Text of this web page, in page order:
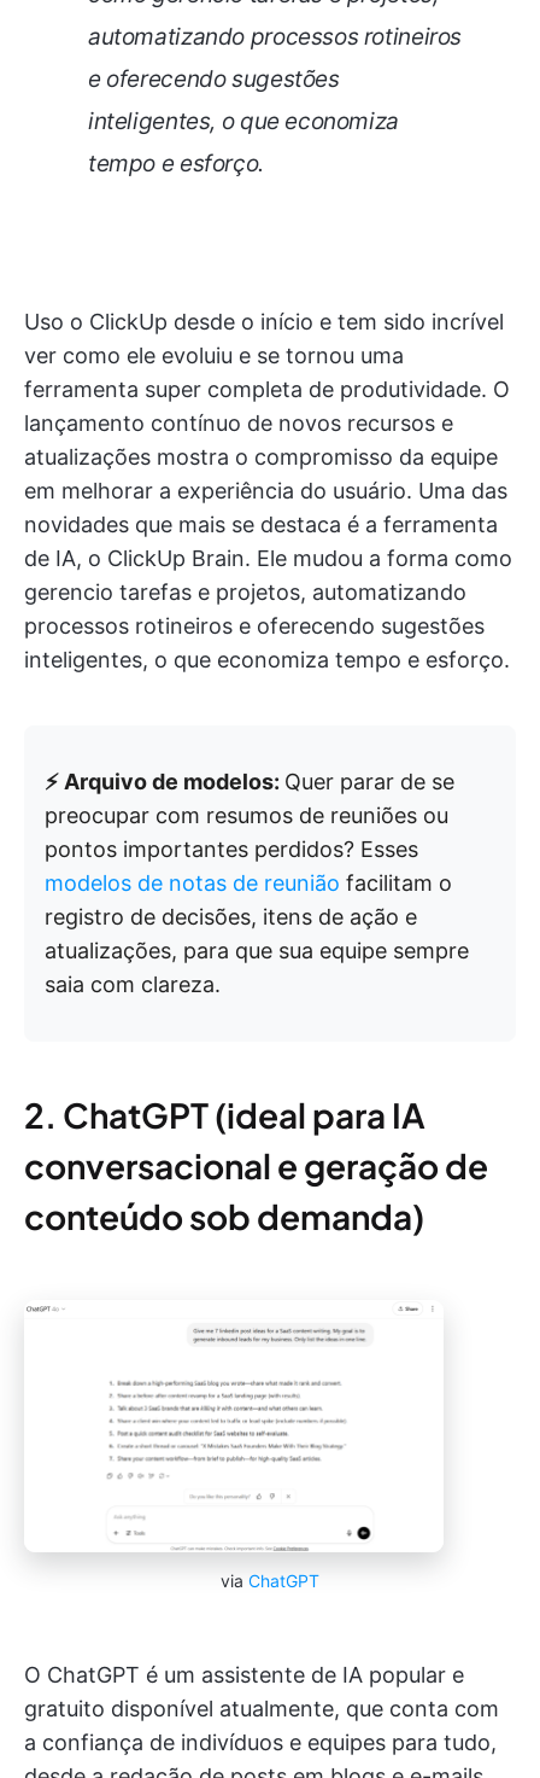
automatizando processos rotineiros
e oferecendo sugestões
inteligentes, o que economiza
tempo e esforço.
Uso o ClickUp desde o início e tem sido incrível
ver como ele evoluiu e se tornou uma
ferramenta super completa de produtividade. O
lançamento contínuo de novos recursos e
atualizações mostra o compromisso da equipe
em melhorar a experiência do usuário. Uma das
novidades que mais se destaca é a ferramenta
de IA, o ClickUp Brain. Ele mudou a forma como
gerencio tarefas e projetos, automatizando
processos rotineiros e oferecendo sugestões
inteligentes, o que economiza tempo e esforço.
⚡ Arquivo de modelos: Quer parar de se
preocupar com resumos de reuniões ou
pontos importantes perdidos? Esses
modelos de notas de reunião facilitam o
registro de decisões, itens de ação e
atualizações, para que sua equipe sempre
saia com clareza.
2. ChatGPT (ideal para IA
conversacional e geração de
conteúdo sob demanda)
via ChatGPT
O ChatGPT é um assistente de IA popular e
gratuito disponível atualmente, que conta com
a confiança de indivíduos e equipes para tudo,